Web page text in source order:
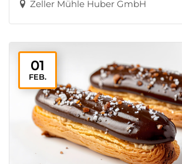
Zeller Mühle Huber GmbH
01
FEB.